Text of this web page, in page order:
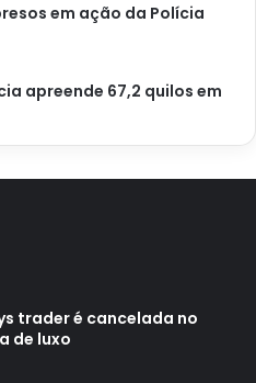
em ação da Polícia
apreende 67,2 quilos em
trader é cancelada no
de luxo